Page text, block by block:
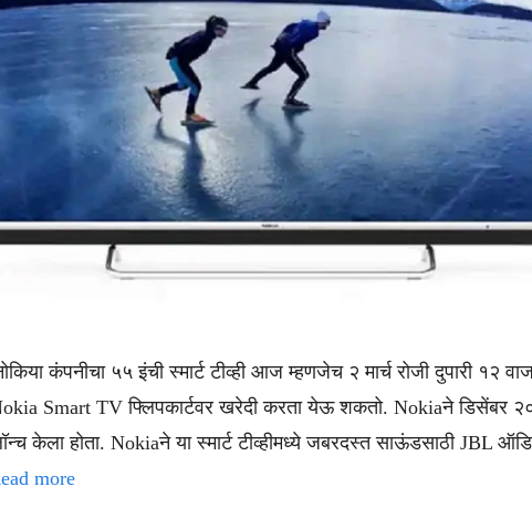
कंपनीचा ५५ इंची स्मार्ट टीव्ही आज म्हणजेच २ मार्च रोजी दुपारी १२
Smart TV फ्लिपकार्टवर खरेदी करता येऊ शकतो. Nokiaने डिसेंबर
केला होता. Nokiaने या स्मार्ट टीव्हीमध्ये जबरदस्त साऊंडसाठी JBL
more